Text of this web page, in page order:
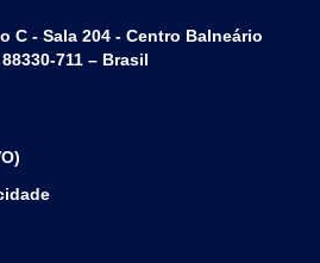
C - Sala 204 - Centro Balneário
711 – Brasil